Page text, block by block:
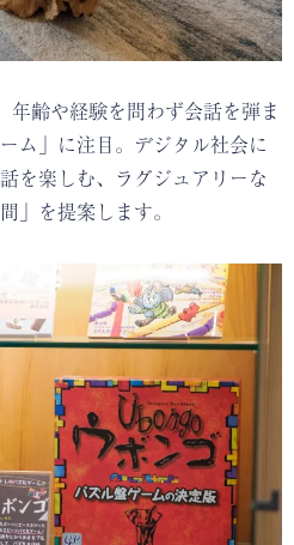
年齢や経験を問わず会話を弾ま
ム」に注目。デジタル社会に
を楽しむ、ラグジュアリーな
」を提案します。